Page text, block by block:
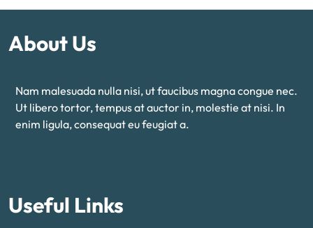
About Us
Nam malesuada nulla nisi, ut faucibus magna congue nec.
Ut libero tortor, tempus at auctor in, molestie at nisi. In
enim ligula, consequat eu feugiat a.
Useful Links